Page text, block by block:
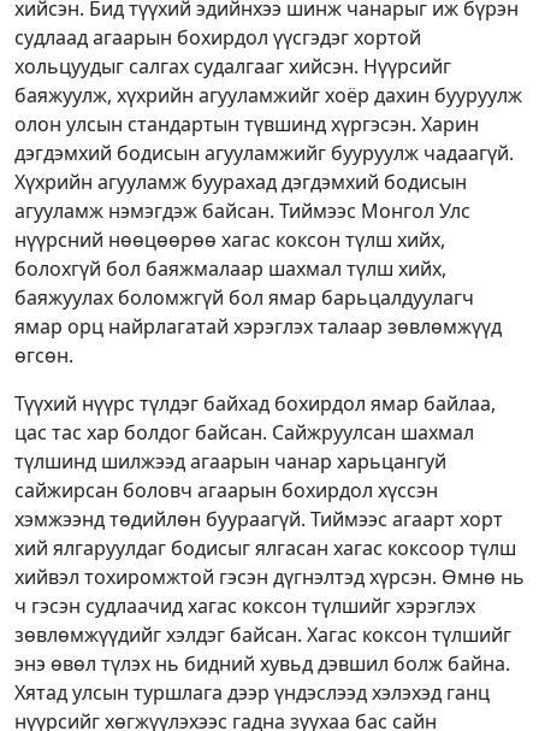
хийсэн. Бид түүхий эдийнхээ шинж чанарыг иж бүрэн
судлаад агаарын бохирдол үүсгэдэг хортой
хольцуудыг салгах судалгааг хийсэн. Нүүрсийг
баяжуулж, хүхрийн агууламжийг хоёр дахин бууруулж
олон улсын стандартын түвшинд хүргэсэн. Харин
дэгдэмхий бодисын агууламжийг бууруулж чадаагүй.
Хүхрийн агууламж буурахад дэгдэмхий бодисын
агууламж нэмэгдэж байсан. Тиймээс Монгол Улс
нүүрсний нөөцөөрөө хагас коксон түлш хийх,
болохгүй бол баяжмалаар шахмал түлш хийх,
баяжуулах боломжгүй бол ямар барьцалдуулагч
ямар орц найрлагатай хэрэглэх талаар зөвлөмжүүд
өгсөн.
Түүхий нүүрс түлдэг байхад бохирдол ямар байлаа,
цас тас хар болдог байсан. Сайжруулсан шахмал
түлшинд шилжээд агаарын чанар харьцангуй
сайжирсан боловч агаарын бохирдол хүссэн
хэмжээнд төдийлөн буураагүй. Тиймээс агаарт хорт
хий ялгаруулдаг бодисыг ялгасан хагас коксоор түлш
хийвэл тохиромжтой гэсэн дүгнэлтэд хүрсэн. Өмнө нь
ч гэсэн судлаачид хагас коксон түлшийг хэрэглэх
зөвлөмжүүдийг хэлдэг байсан. Хагас коксон түлшийг
энэ өвөл түлэх нь бидний хувьд дэвшил болж байна.
Хятад улсын туршлага дээр үндэслээд хэлэхэд ганц
нүүрсийг хөгжүүлэхээс гадна зуухаа бас сайн